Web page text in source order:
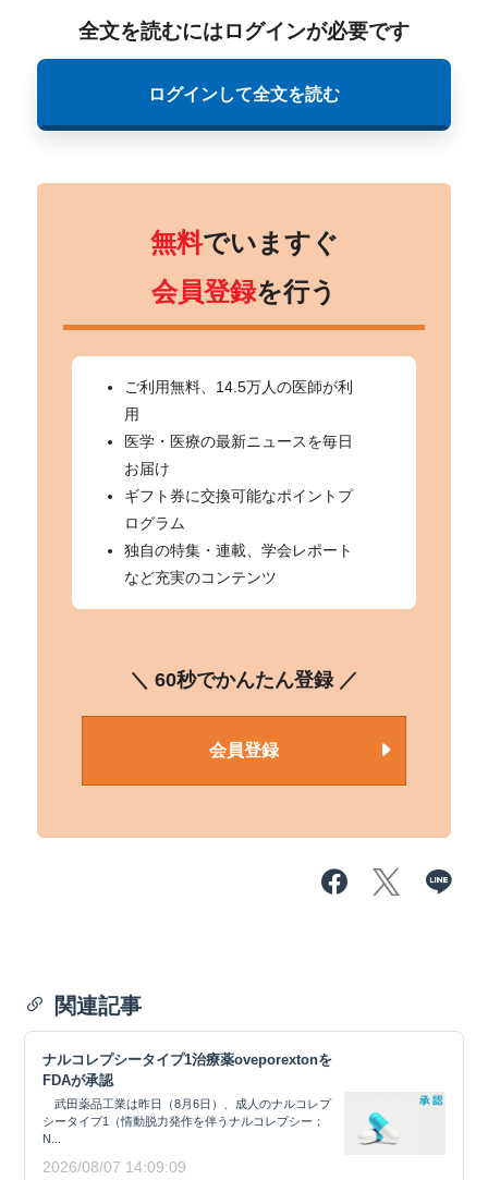
全文を読むにはログインが必要です
ログインして全文を読む
無料でいますぐ
会員登録を行う
ご利用無料、14.5万人の医師が利
用
医学・医療の最新ニュースを毎日
お届け
ギフト券に交換可能なポイントプ
ログラム
独自の特集・連載、学会レポート
など充実のコンテンツ
＼ 60秒でかんたん登録 ／
会員登録
関連記事
ナルコレプシータイプ1治療薬oveporextonを
FDAが承認
武田薬品工業は昨日（8月6日）、成人のナルコレプ
シータイプ1（情動脱力発作を伴うナルコレプシー；
N...
2026/08/07 14:09:09